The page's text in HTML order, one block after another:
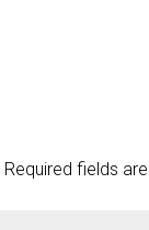
Required fields